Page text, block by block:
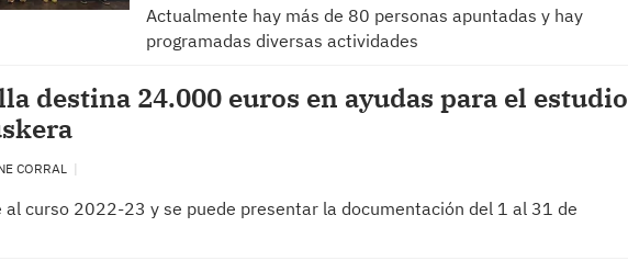
Actualmente hay más de 80 personas apuntadas y hay
programadas diversas actividades
destina 24.000 euros en ayudas para el estudio
CORRAL
al curso 2022-23 y se puede presentar la documentación del 1 al 31 de